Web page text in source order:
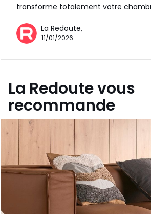
transforme totalement votre
La Redoute,
11/01/2026
La Redoute vous
recommande